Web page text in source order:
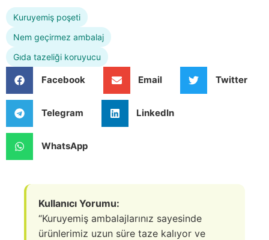
Kuruyemiş poşeti
Nem geçirmez ambalaj
Gıda tazeliği koruyucu
Facebook Email Twitter
Telegram LinkedIn
WhatsApp
Kullanıcı Yorumu:
“Kuruyemiş ambalajlarınız sayesinde
ürünlerimiz uzun süre taze kalıyor ve